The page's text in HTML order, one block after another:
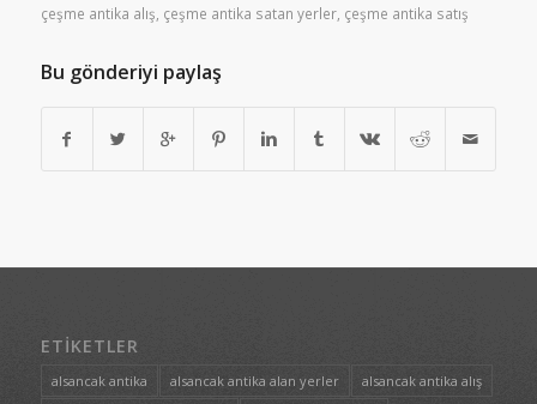
çeşme antika alış, çeşme antika satan yerler, çeşme antika satış
Bu gönderiyi paylaş
ETIKETLER
alsancak antika alsancak antika alan yerler
alsancak antika alış